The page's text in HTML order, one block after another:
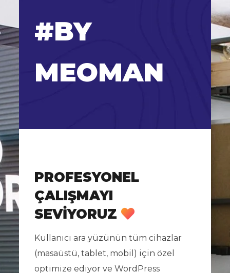
#BY
MEOMAN
PROFESYONEL
ÇALIŞMAYI
SEVIYORUZ
Kullanıcı ara yüzünün tüm cihazlar
(masaüstü, tablet, mobil) için özel
optimize ediyor ve WordPress